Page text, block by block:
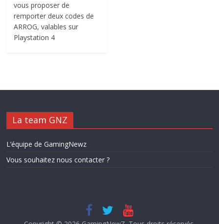
vous proposer de
remporter deux codes de
ARROG, valables sur
Playstation 4
La team GNZ
L’équipe de GamingNewz
Vous souhaitez nous contacter ?